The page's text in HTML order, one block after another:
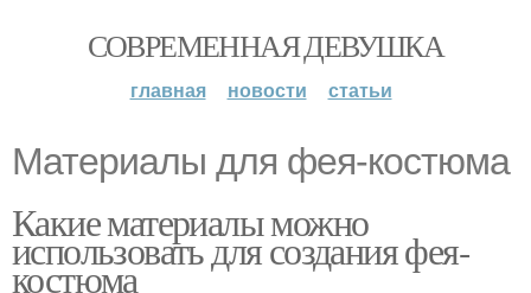
СОВРЕМЕННАЯ ДЕВУШКА
главная новости статьи
Материалы для фея-костюма
Какие материалы можно
использовать для создания фея-
костюма